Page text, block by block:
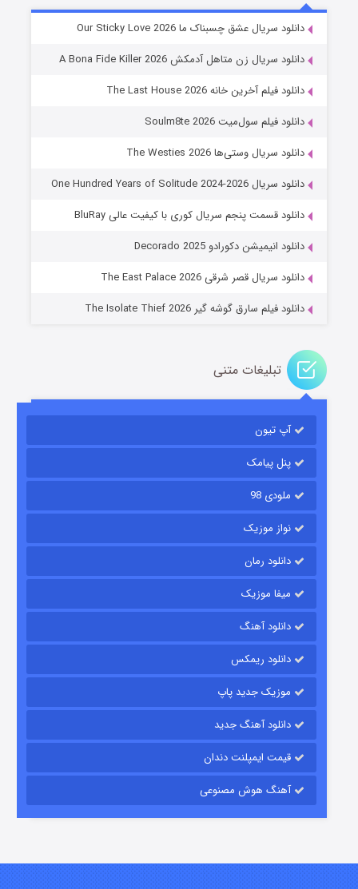
شوهر
عملیات آپارتمان
قسمت۲ (زیرنویس) منتشر شد
قسمت
قسمت۷ (زیرنویس) منتشر شد
دانلود سریال عشق چسبناک ما Our Sticky Love 2026
دانلود سریال زن متاهل آدمکش A Bona Fide Killer 2026
دانلود فیلم آخرین خانه The Last House 2026
دانلود فیلم سول‌میت Soulm8te 2026
دانلود سریال وستی‌ها The Westies 2026
دانلود سریال One Hundred Years of Solitude 2024-2026
دانلود قسمت پنجم سریال کوری با کیفیت عالی BluRay
دانلود انیمیشن دکورادو Decorado 2025
دانلود سریال قصر شرقی The East Palace 2026
دانلود فیلم سارق گوشه گیر The Isolate Thief 2026
تبلیغات متنی
آپ تیون
پنل پیامک
ملودی 98
نواز موزیک
دانلود رمان
میفا موزیک
دانلود آهنگ
دانلود ریمکس
موزیک جدید پاپ
دانلود آهنگ جدید
قیمت ایمپلنت دندان
آهنگ هوش مصنوعی